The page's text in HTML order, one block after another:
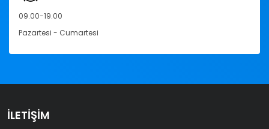
09.00-19.00
Pazartesi - Cumartesi
İLETIŞIM